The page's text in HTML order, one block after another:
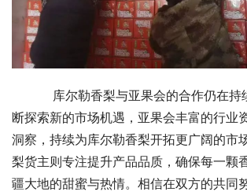
库尔勒香梨与亚果会的合作仍在持
断探索新的市场机遇，亚果会丰富的行业
洞察，持续为库尔勒香梨开拓更广阔的市
梨货主则专注提升产品品质，确保每一颗
疆大地的甜蜜与热情。相信在双方的共同